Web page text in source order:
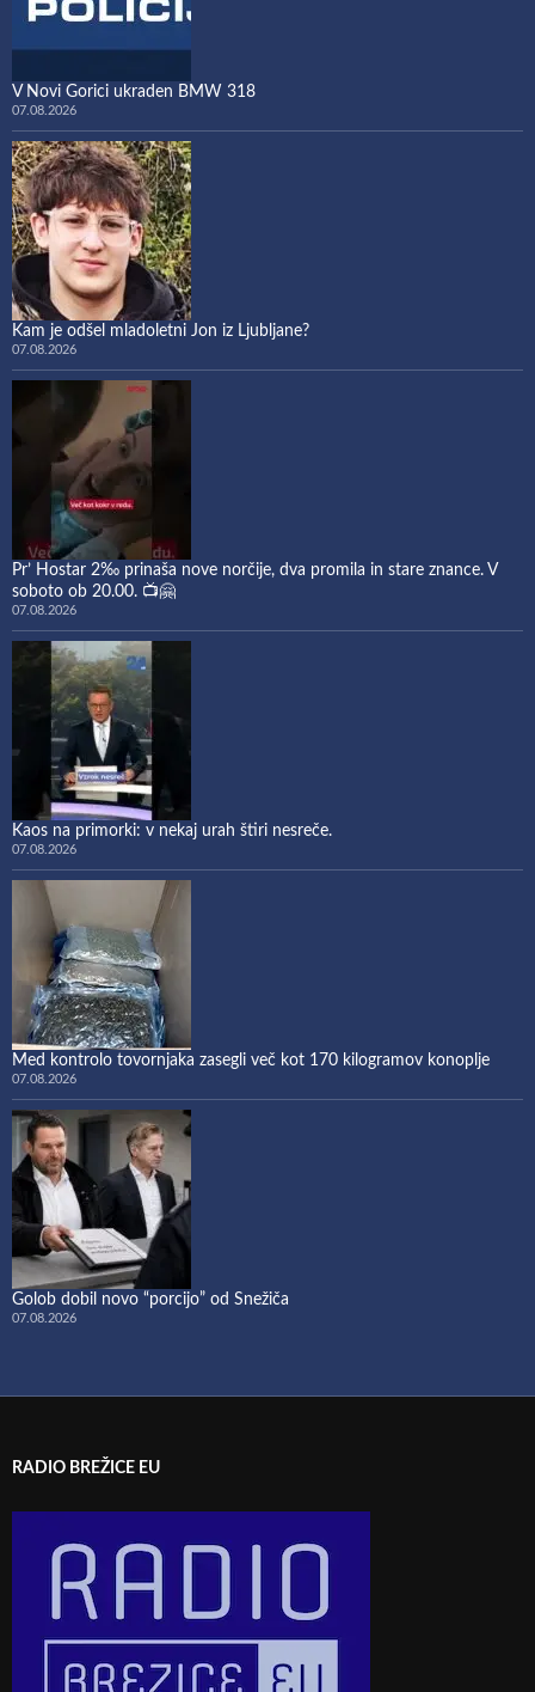
V Novi Gorici ukraden BMW 318
07.08.2026
Kam je odšel mladoletni Jon iz Ljubljane?
07.08.2026
Pr’ Hostar 2‰ prinaša nove norčije, dva promila in stare znance. V
soboto ob 20.00. 📺🤗
07.08.2026
Kaos na primorki: v nekaj urah štiri nesreče.
07.08.2026
Med kontrolo tovornjaka zasegli več kot 170 kilogramov konoplje
07.08.2026
Golob dobil novo “porcijo” od Snežiča
07.08.2026
RADIO BREŽICE EU